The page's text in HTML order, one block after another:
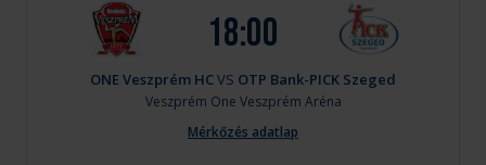
18:00
ONE Veszprém HCVS OTP Bank-PICK Szeged
Veszprém One Veszprém Aréna
Mérkőzés adatlap